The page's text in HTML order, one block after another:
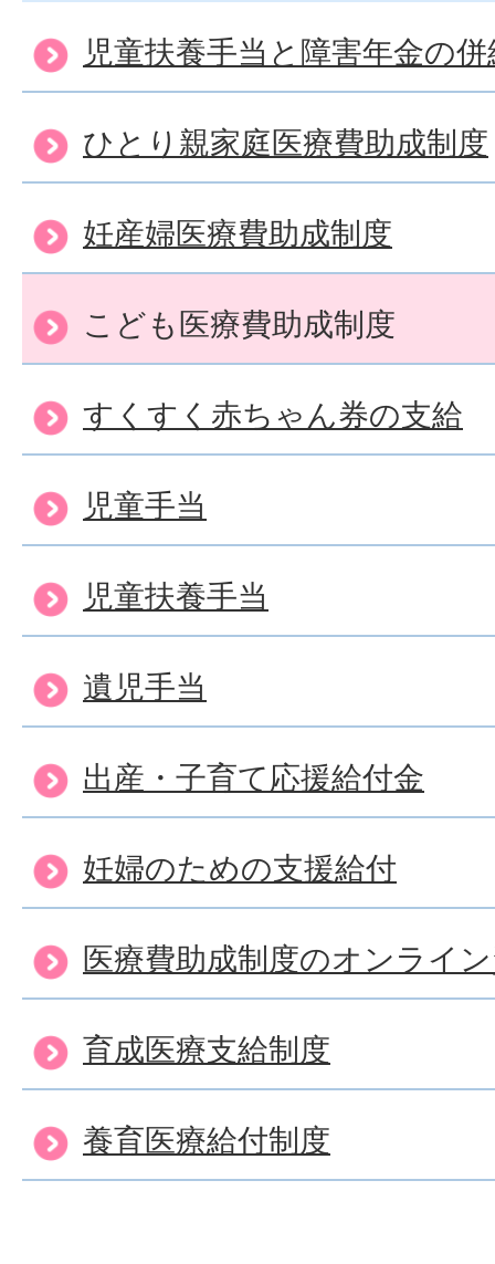
児童扶養手当と障害年金の
ひとり親家庭医療費助成制度
妊産婦医療費助成制度
こども医療費助成制度
すくすく赤ちゃん券の支給
児童手当
児童扶養手当
遺児手当
出産・子育て応援給付金
妊婦のための支援給付
医療費助成制度のオンライ
育成医療支給制度
養育医療給付制度